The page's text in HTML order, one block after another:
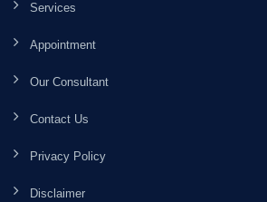
Services
Appointment
Our Consultant
Contact Us
Privacy Policy
Disclaimer